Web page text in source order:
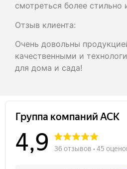
смотреться более стильно
Отзыв клиента:
Очень довольны
качественными и
для дома и сада!